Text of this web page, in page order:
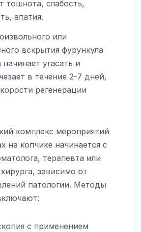
тошнота, слабость,
апатия.
или
вскрытия фурункула
угасать и
в течение 2-7 дней,
регенерации
комплекс мероприятий
на копчике начинается с
терапевта или
зависимо от
патологии. Методы
с применением